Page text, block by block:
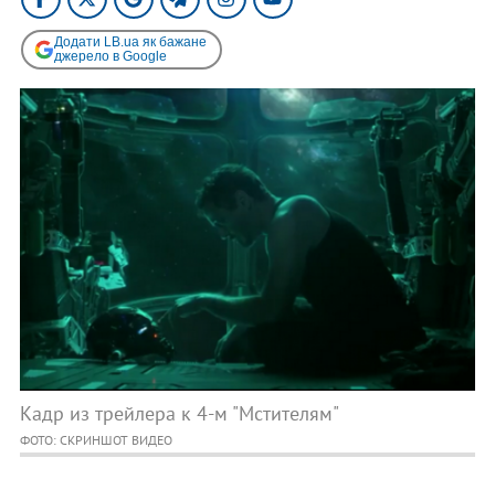
Додати LB.ua як бажане
джерело в Google
Кадр из трейлера к 4-м "Мстителям"
ФОТО: СКРИНШОТ ВИДЕО